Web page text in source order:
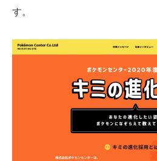
す。